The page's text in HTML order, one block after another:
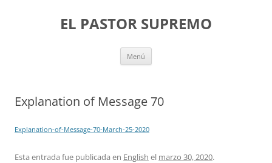
EL PASTOR SUPREMO
Menú
Explanation of Message 70
Explanation-of-Message-70-March-25-2020
Esta entrada fue publicada en English el marzo 30, 2020.